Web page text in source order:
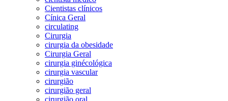
Cientistas clínicos
Cínica Geral
circulating
Cirurgia
cirurgia da obesidade
Cirurgia Geral
cirurgia ginécológica
cirurgia vascular
cirurgião
cirurgião geral
cirurgião oral